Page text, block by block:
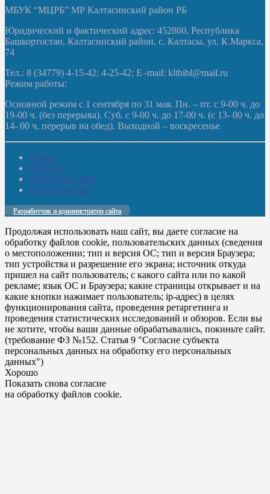
МБУК “МЦРБ” МР Калтасинский район РБ
Юридический и фактический адрес: 452860, Республика
Башкортостан, Калтасинский район, с. Калтасы, ул. К.Маркса,
74
Тел.: 8 (34779) 4-15-42; 4-25-42; E–mail: kltbibl@mail.ru
Режим работы:
Основной режим с 1 сентября по 31 мая. Пн. – пт. с 9-00 ч. до
19-00 ч. (без перерыва). Суб. с 9-00 ч. до 17-00 ч. (с 13- 00 ч. до
14- 00 ч. перерыв на обед). Выходной – воскресенье
Домой
Новости
Документы. Все
Мы в соцсетях
Разработчик и администратор сайта
Продолжая использовать наш сайт, вы даете согласие на
обработку файлов cookie, пользовательских данных (сведения
о местоположении; тип и версия ОС; тип и версия Браузера;
тип устройства и разрешение его экрана; источник откуда
пришел на сайт пользователь; с какого сайта или по какой
рекламе; язык ОС и Браузера; какие страницы открывает и на
какие кнопки нажимает пользователь; ip-адрес) в целях
функционирования сайта, проведения ретаргетинга и
проведения статистических исследований и обзоров. Если вы
не хотите, чтобы ваши данные обрабатывались, покиньте сайт.
(требование ФЗ №152. Статья 9 "Согласие субъекта
персональных данных на обработку его персональных
данных")
Хорошо
Показать снова согласие
на обработку файлов cookie.